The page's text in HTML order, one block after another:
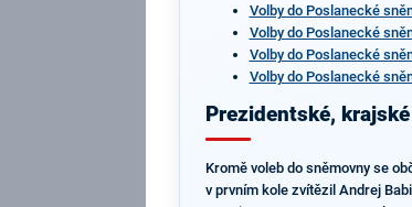
Volby do Poslanecké
Volby do Poslanecké
Volby do Poslanecké
Volby do Poslanecké
Prezidentské,
Kromě voleb do sněmovny se
v prvním kole zvítězil Andrej